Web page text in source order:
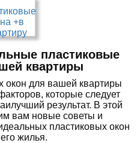
пластиковые
квартиры
окон для вашей квартиры
которые следует
результат. В этой
вам новые советы и
пластиковых окон
жилья.